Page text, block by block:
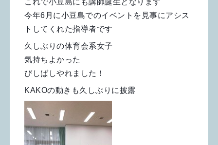
これで小豆島にも講師誕生となります
今年6月に小豆島でのイベントを見事にアシス
トしてくれた指導者です
久しぶりの体育会系女子
気持ちよかった
びしばしやれました！
KAKOの動きも久しぶりに披露